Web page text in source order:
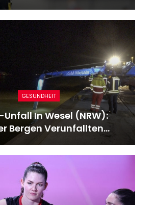
GESUNDHEIT
In Wesel (NRW):
Bergen Verunfallten…